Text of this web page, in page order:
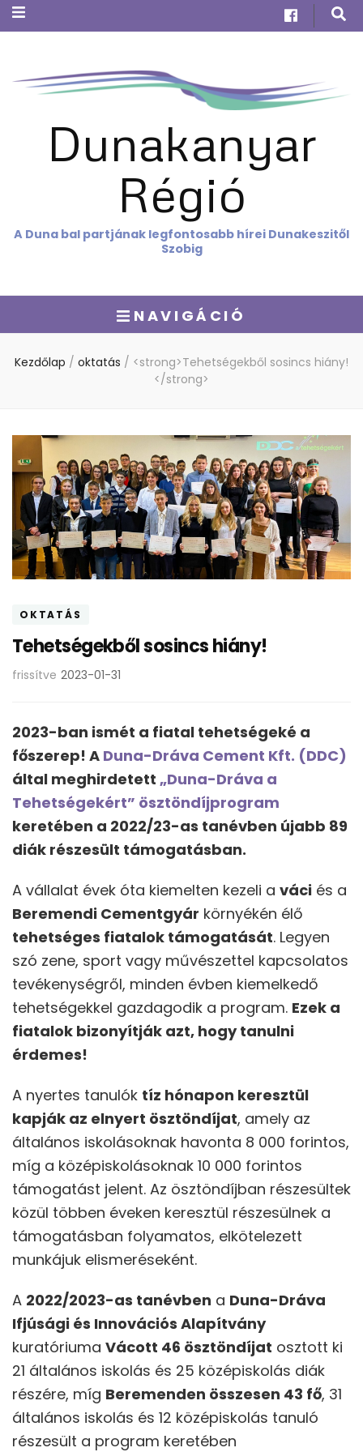
Dunakanyar
Régió
A Duna bal partjának legfontosabb hírei Dunakeszitől
Szobig
NAVIGÁCIÓ
Kezdőlap / oktatás / <strong>Tehetségekből sosincs hiány!
</strong>
OKTATÁS
Tehetségekből sosincs hiány!
frissítve 2023-01-31
2023-ban ismét a fiatal tehetségeké a
főszerep! A Duna-Dráva Cement Kft. (DDC)
által meghirdetett „Duna-Dráva a
Tehetségekért” ösztöndíjprogram
keretében a 2022/23-as tanévben újabb 89
diák részesült támogatásban.
A vállalat évek óta kiemelten kezeli a váci és a
Beremendi Cementgyár környékén élő
tehetséges fiatalok támogatását. Legyen
szó zene, sport vagy művészettel kapcsolatos
tevékenységről, minden évben kiemelkedő
tehetségekkel gazdagodik a program. Ezek a
fiatalok bizonyítják azt, hogy tanulni
érdemes!
A nyertes tanulók tíz hónapon keresztül
kapják az elnyert ösztöndíjat, amely az
általános iskolásoknak havonta 8 000 forintos,
míg a középiskolásoknak 10 000 forintos
támogatást jelent. Az ösztöndíjban részesültek
közül többen éveken keresztül részesülnek a
támogatásban folyamatos, elkötelezett
munkájuk elismeréseként.
A 2022/2023-as tanévben a Duna-Dráva
Ifjúsági és Innovációs Alapítvány
kuratóriuma Vácott 46 ösztöndíjat osztott ki
21 általános iskolás és 25 középiskolás diák
részére, míg Beremenden összesen 43 fő, 31
általános iskolás és 12 középiskolás tanuló
részesült a program keretében